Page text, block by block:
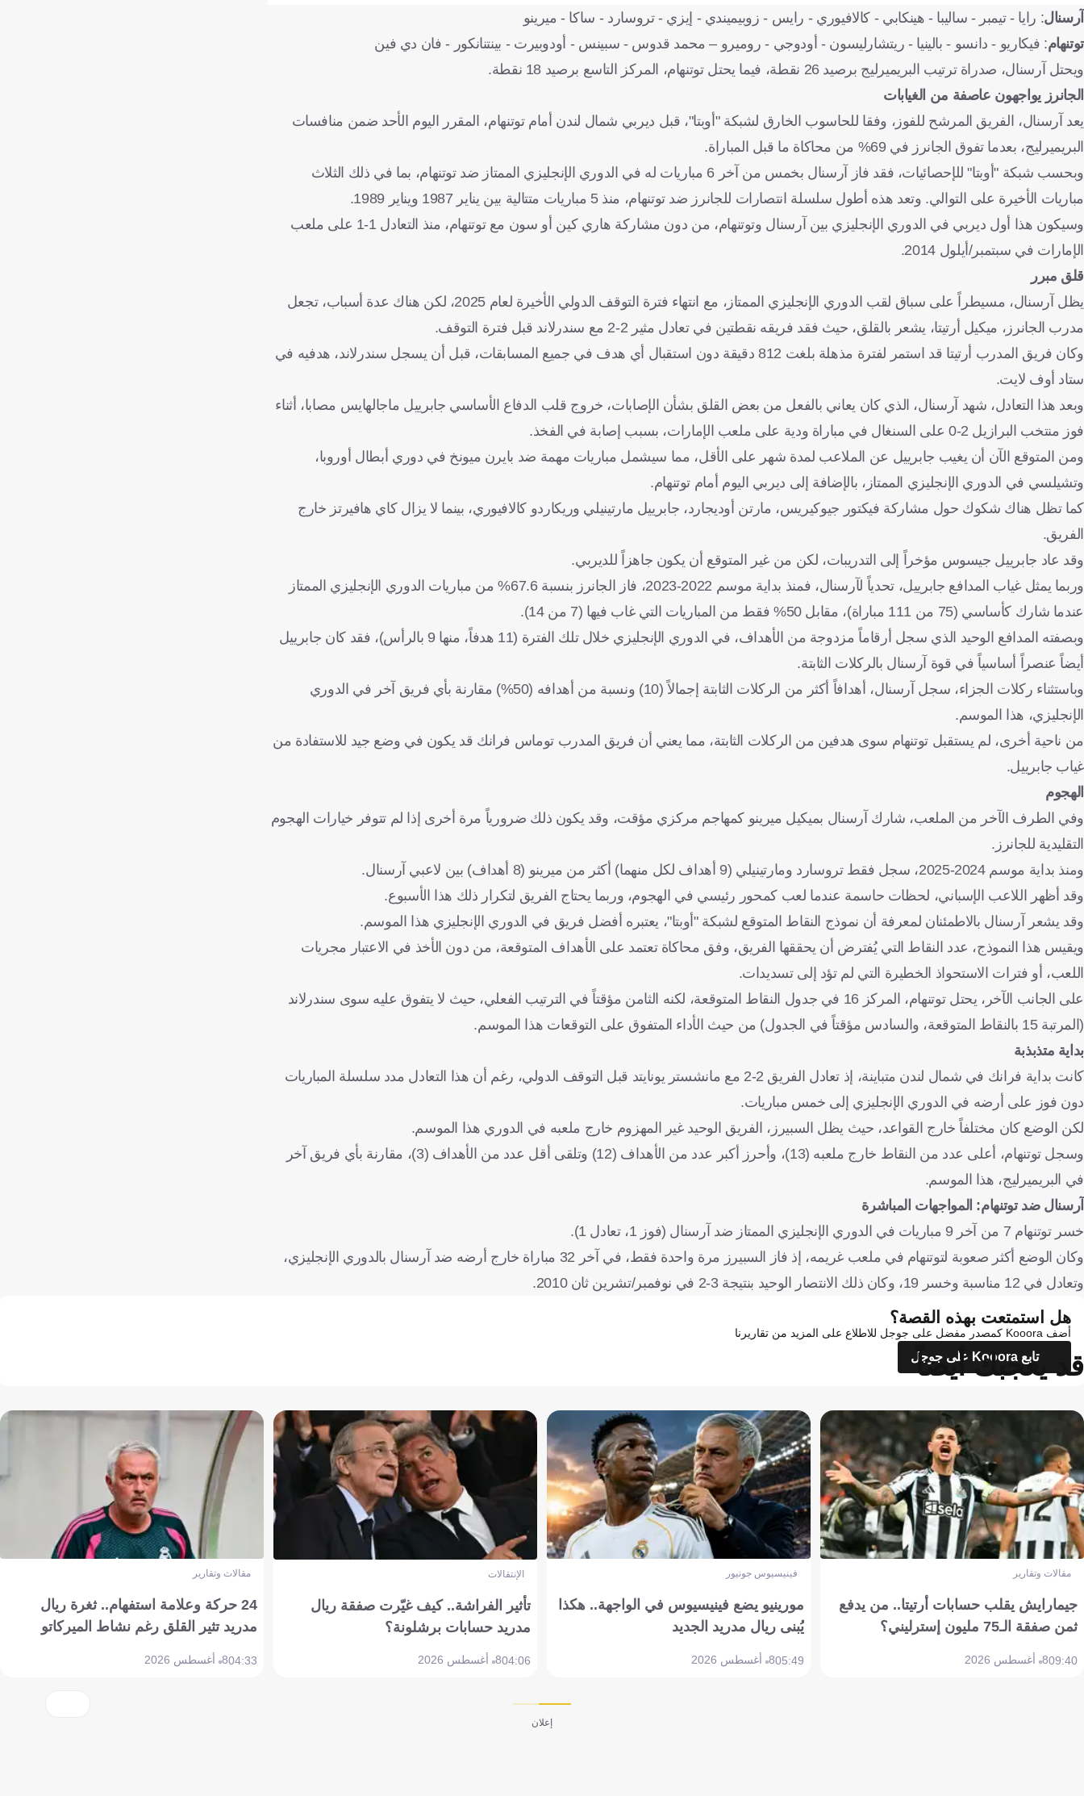
آرسنال: رايا - تيمبر - ساليبا - هينكابي - كالافيوري - رايس - زوبيميندي - إيزي - تروسارد - ساكا - ميرينو
توتنهام: فيكاريو - دانسو - بالينيا - ريتشارليسون - أودوجي - روميرو – محمد قدوس - سبينس - أودوبيرت - بينتنانكور - فان دي فين
ويحتل آرسنال، صدراة ترتيب البريميرليج برصيد 26 نقطة، فيما يحتل توتنهام، المركز التاسع برصيد 18 نقطة.
الجانرز يواجهون عاصفة من الغيابات
يعد آرسنال، الفريق المرشح للفوز، وفقا للحاسوب الخارق لشبكة "أوبتا"، قبل ديربي شمال لندن أمام توتنهام، المقرر اليوم الأحد ضمن منافسات
البريميرليج، بعدما تفوق الجانرز في 69% من محاكاة ما قبل المباراة.
وبحسب شبكة "أوبتا" للإحصائيات، فقد فاز آرسنال بخمس من آخر 6 مباريات له في الدوري الإنجليزي الممتاز ضد توتنهام، بما في ذلك الثلاث
مباريات الأخيرة على التوالي. وتعد هذه أطول سلسلة انتصارات للجانرز ضد توتنهام، منذ 5 مباريات متتالية بين يناير 1987 ويناير 1989.
وسيكون هذا أول ديربي في الدوري الإنجليزي بين آرسنال وتوتنهام، من دون مشاركة هاري كين أو سون مع توتنهام، منذ التعادل 1-1 على ملعب
الإمارات في سبتمبر/أيلول 2014.
قلق مبرر
يظل آرسنال، مسيطراً على سباق لقب الدوري الإنجليزي الممتاز، مع انتهاء فترة التوقف الدولي الأخيرة لعام 2025، لكن هناك عدة أسباب، تجعل
مدرب الجانرز، ميكيل أرتيتا، يشعر بالقلق، حيث فقد فريقه نقطتين في تعادل مثير 2-2 مع سندرلاند قبل فترة التوقف.
وكان فريق المدرب أرتيتا قد استمر لفترة مذهلة بلغت 812 دقيقة دون استقبال أي هدف في جميع المسابقات، قبل أن يسجل سندرلاند، هدفيه في
ستاد أوف لايت.
وبعد هذا التعادل، شهد آرسنال، الذي كان يعاني بالفعل من بعض القلق بشأن الإصابات، خروج قلب الدفاع الأساسي جابرييل ماجالهايس مصابا، أثناء
فوز منتخب البرازيل 2-0 على السنغال في مباراة ودية على ملعب الإمارات، بسبب إصابة في الفخذ.
ومن المتوقع الآن أن يغيب جابرييل عن الملاعب لمدة شهر على الأقل، مما سيشمل مباريات مهمة ضد بايرن ميونخ في دوري أبطال أوروبا،
وتشيلسي في الدوري الإنجليزي الممتاز، بالإضافة إلى ديربي اليوم أمام توتنهام.
كما تظل هناك شكوك حول مشاركة فيكتور جيوكيريس، مارتن أوديجارد، جابرييل مارتينيلي وريكاردو كالافيوري، بينما لا يزال كاي هافيرتز خارج
الفريق.
وقد عاد جابرييل جيسوس مؤخراً إلى التدريبات، لكن من غير المتوقع أن يكون جاهزاً للديربي.
وربما يمثل غياب المدافع جابرييل، تحدياً لآرسنال، فمنذ بداية موسم 2022-2023، فاز الجانرز بنسبة 67.6% من مباريات الدوري الإنجليزي الممتاز
عندما شارك كأساسي (75 من 111 مباراة)، مقابل 50% فقط من المباريات التي غاب فيها (7 من 14).
وبصفته المدافع الوحيد الذي سجل أرقاماً مزدوجة من الأهداف، في الدوري الإنجليزي خلال تلك الفترة (11 هدفاً، منها 9 بالرأس)، فقد كان جابرييل
أيضاً عنصراً أساسياً في قوة آرسنال بالركلات الثابتة.
وباستثناء ركلات الجزاء، سجل آرسنال، أهدافاً أكثر من الركلات الثابتة إجمالاً (10) ونسبة من أهدافه (50%) مقارنة بأي فريق آخر في الدوري
الإنجليزي، هذا الموسم.
من ناحية أخرى، لم يستقبل توتنهام سوى هدفين من الركلات الثابتة، مما يعني أن فريق المدرب توماس فرانك قد يكون في وضع جيد للاستفادة من
غياب جابرييل.
الهجوم
وفي الطرف الآخر من الملعب، شارك آرسنال بميكيل ميرينو كمهاجم مركزي مؤقت، وقد يكون ذلك ضرورياً مرة أخرى إذا لم تتوفر خيارات الهجوم
التقليدية للجانرز.
ومنذ بداية موسم 2024-2025، سجل فقط تروسارد ومارتينيلي (9 أهداف لكل منهما) أكثر من ميرينو (8 أهداف) بين لاعبي آرسنال.
وقد أظهر اللاعب الإسباني، لحظات حاسمة عندما لعب كمحور رئيسي في الهجوم، وربما يحتاج الفريق لتكرار ذلك هذا الأسبوع.
وقد يشعر آرسنال بالاطمئنان لمعرفة أن نموذج النقاط المتوقع لشبكة "أوبتا"، يعتبره أفضل فريق في الدوري الإنجليزي هذا الموسم.
ويقيس هذا النموذج، عدد النقاط التي يُفترض أن يحققها الفريق، وفق محاكاة تعتمد على الأهداف المتوقعة، من دون الأخذ في الاعتبار مجريات
اللعب، أو فترات الاستحواذ الخطيرة التي لم تؤد إلى تسديدات.
على الجانب الآخر، يحتل توتنهام، المركز 16 في جدول النقاط المتوقعة، لكنه الثامن مؤقتاً في الترتيب الفعلي، حيث لا يتفوق عليه سوى سندرلاند
(المرتبة 15 بالنقاط المتوقعة، والسادس مؤقتاً في الجدول) من حيث الأداء المتفوق على التوقعات هذا الموسم.
بداية متذبذبة
كانت بداية فرانك في شمال لندن متباينة، إذ تعادل الفريق 2-2 مع مانشستر يونايتد قبل التوقف الدولي، رغم أن هذا التعادل مدد سلسلة المباريات
دون فوز على أرضه في الدوري الإنجليزي إلى خمس مباريات.
لكن الوضع كان مختلفاً خارج القواعد، حيث يظل السبيرز، الفريق الوحيد غير المهزوم خارج ملعبه في الدوري هذا الموسم.
وسجل توتنهام، أعلى عدد من النقاط خارج ملعبه (13)، وأحرز أكبر عدد من الأهداف (12) وتلقى أقل عدد من الأهداف (3)، مقارنة بأي فريق آخر
في البريميرليج، هذا الموسم.
آرسنال ضد توتنهام: المواجهات المباشرة
خسر توتنهام 7 من آخر 9 مباريات في الدوري الإنجليزي الممتاز ضد آرسنال (فوز 1، تعادل 1).
وكان الوضع أكثر صعوبة لتوتنهام في ملعب غريمه، إذ فاز السبيرز مرة واحدة فقط، في آخر 32 مباراة خارج أرضه ضد آرسنال بالدوري الإنجليزي،
وتعادل في 12 مناسبة وخسر 19، وكان ذلك الانتصار الوحيد بنتيجة 3-2 في نوفمبر/تشرين ثان 2010.
هل استمتعت بهذه القصة؟
أضف Kooora كمصدر مفضل على جوجل للاطلاع على المزيد من تقاريرنا
تابع Kooora على جوجل
قد يعجبك أيضاً
مقالات وتقارير
جيمارايش يقلب حسابات أرتيتا.. من يدفع
ثمن صفقة الـ75 مليون إسترليني؟
09:408 أغسطس 2026
فينيسيوس جونيور
مورينيو يضع فينيسيوس في الواجهة.. هكذا
يُبنى ريال مدريد الجديد
05:498 أغسطس 2026
الإنتقالات
تأثير الفراشة.. كيف غيّرت صفقة ريال
مدريد حسابات برشلونة؟
04:068 أغسطس 2026
مقالات وتقارير
24 حركة وعلامة استفهام.. ثغرة ريال
مدريد تثير القلق رغم نشاط الميركاتو
04:338 أغسطس 2026
إعلان